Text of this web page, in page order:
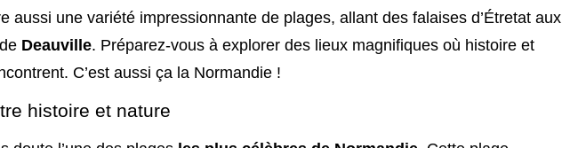
aussi une variété impressionnante de plages, allant des falaises d’Étretat aux
Deauville. Préparez-vous à explorer des lieux magnifiques où histoire et
C’est aussi ça la Normandie !
histoire et nature